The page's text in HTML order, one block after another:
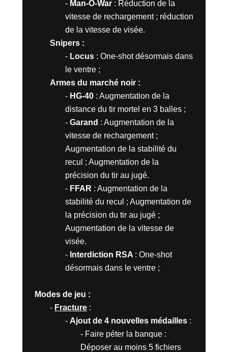
- Man-O-War : Réduction de la
vitesse de rechargement ; réduction
de la vitesse de visée.
Snipers :
- Locus : One-shot désormais dans
le ventre ;
Armes du marché noir :
- HG-40 : Augmentation de la
distance du tir mortel en 3 balles ;
- Garand : Augmentation de la
vitesse de rechargement ;
Augmentation de la stabilité du
recul ; Augmentation de la
précision du tir au jugé.
- FFAR : Augmentation de la
stabilité du recul ; Augmentation de
la précision du tir au jugé ;
Augmentation de la vitesse de
visée.
- Interdiction RSA : One-shot
désormais dans le ventre ;
Modes de jeu :
- Fracture :
- Ajout de 4 nouvelles médailles :
- Faire péter la banque :
Déposer au moins 5 fichiers